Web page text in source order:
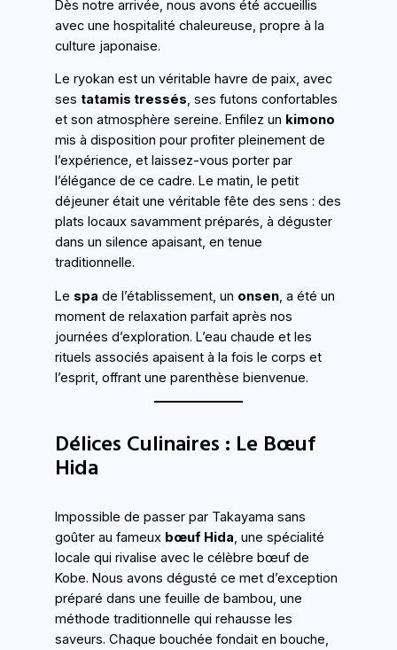
Dès notre arrivée, nous avons été accueillis
avec une hospitalité chaleureuse, propre à la
culture japonaise.
Le ryokan est un véritable havre de paix, avec
ses tatamis tressés, ses futons confortables
et son atmosphère sereine. Enfilez un kimono
mis à disposition pour profiter pleinement de
l’expérience, et laissez-vous porter par
l’élégance de ce cadre. Le matin, le petit
déjeuner était une véritable fête des sens : des
plats locaux savamment préparés, à déguster
dans un silence apaisant, en tenue
traditionnelle.
Le spa de l’établissement, un onsen, a été un
moment de relaxation parfait après nos
journées d’exploration. L’eau chaude et les
rituels associés apaisent à la fois le corps et
l’esprit, offrant une parenthèse bienvenue.
Délices Culinaires : Le Bœuf
Hida
Impossible de passer par Takayama sans
goûter au fameux bœuf Hida, une spécialité
locale qui rivalise avec le célèbre bœuf de
Kobe. Nous avons dégusté ce met d’exception
préparé dans une feuille de bambou, une
méthode traditionnelle qui rehausse les
saveurs. Chaque bouchée fondait en bouche,